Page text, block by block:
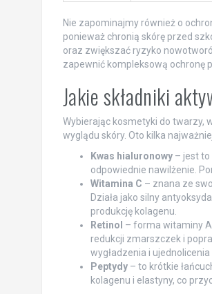
Nie zapominajmy również o
ponieważ chronią skórę przed
oraz zwiększać ryzyko
zapewnić kompleksową ochronę
Jakie składniki
Wybierając kosmetyki do twarzy,
wyglądu skóry. Oto kilka
Kwas hialuronowy– jest to
odpowiednie nawilżenie.
Witamina C – znana ze
Działa jako silny
produkcję kolagenu.
Retinol – forma witaminy
redukcji zmarszczek i
wygładzenia i
Peptydy– to krótkie
kolagenu i elastyny, co